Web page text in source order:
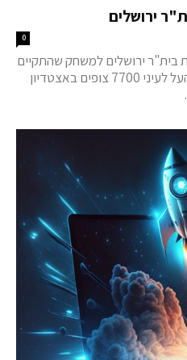
0
בית"ר ירושלים למשחק שהתקיים
במסגרת המחזור השני של ליגת העל לעיני 7700 צופים באצטדיון